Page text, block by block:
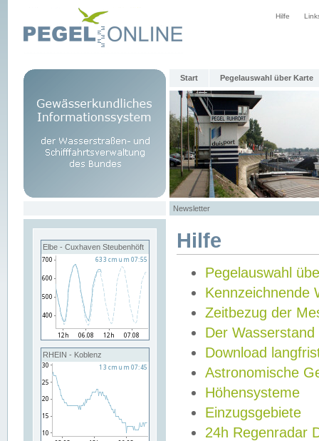
Hilfe
Start Pegelauswahl über Karte
Newsletter
Elbe - Cuxhaven Steubenhöft
RHEIN - Koblenz
Hilfe
Pegelauswahl
Kennzeichnende
Zeitbezug der
Der Wasserstand
Download
Astronomische
Höhensysteme
Einzugsgebiete
24h Regenradar